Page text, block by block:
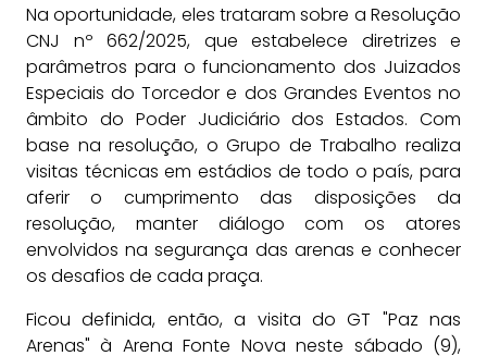
Na oportunidade, eles trataram sobre a Resolução
CNJ nº 662/2025, que estabelece diretrizes e
parâmetros para o funcionamento dos Juizados
Especiais do Torcedor e dos Grandes Eventos no
âmbito do Poder Judiciário dos Estados. Com
base na resolução, o Grupo de Trabalho realiza
visitas técnicas em estádios de todo o país, para
aferir o cumprimento das disposições da
resolução, manter diálogo com os atores
envolvidos na segurança das arenas e conhecer
os desafios de cada praça.
Ficou definida, então, a visita do GT "Paz nas
Arenas" à Arena Fonte Nova neste sábado (9),